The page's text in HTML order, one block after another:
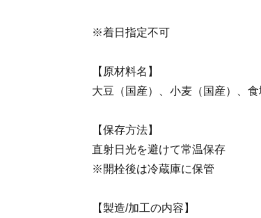
※着日指定不可
【原材料名】
大豆（国産）、小麦（国産）、
【保存方法】
直射日光を避けて常温保存
※開栓後は冷蔵庫に保管
【製造/加工の内容】